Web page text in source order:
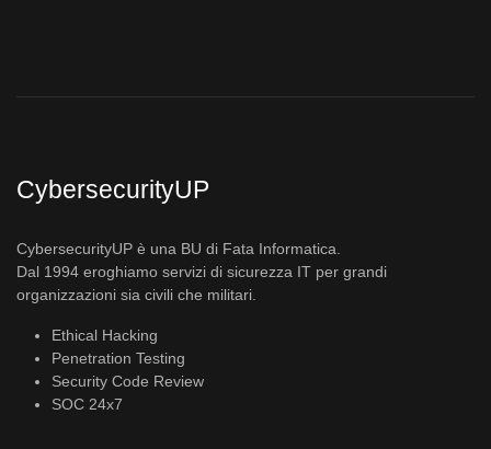
CybersecurityUP
CybersecurityUP è una BU di Fata Informatica.
Dal 1994 eroghiamo servizi di sicurezza IT per grandi
organizzazioni sia civili che militari.
Ethical Hacking
Penetration Testing
Security Code Review
SOC 24x7